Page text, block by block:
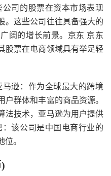
司的股票在资本市场表现
。这些公司往往具备强大的
阔的增长前景。京东 京东
股票在电商领域具有举足轻
逊：作为全球最大的跨境
户群体和丰富的商品资源。
法技术，亚马逊为用户提供
该公司是中国电商行业的
。